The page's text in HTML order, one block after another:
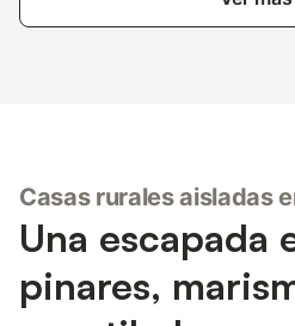
Casas rurales aisladas
Una escapada
pinares,